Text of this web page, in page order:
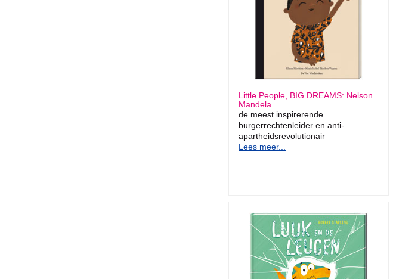
Little People, BIG DREAMS: Nelson
Mandela
de meest inspirerende
burgerrechtenleider en anti-
apartheidsrevolutionair
Lees meer...